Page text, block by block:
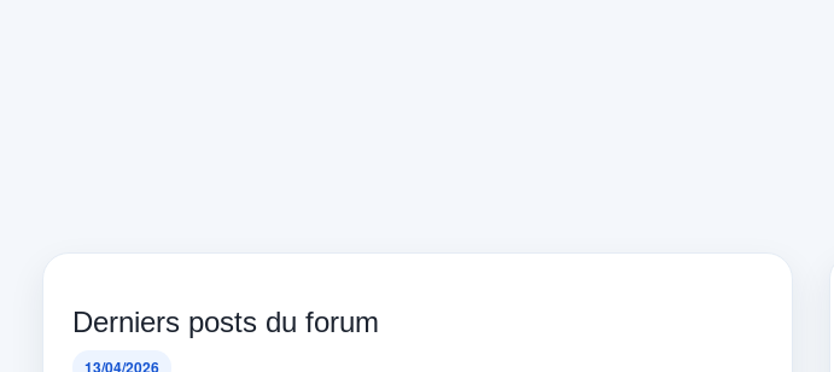
Derniers posts du forum
13/04/2026